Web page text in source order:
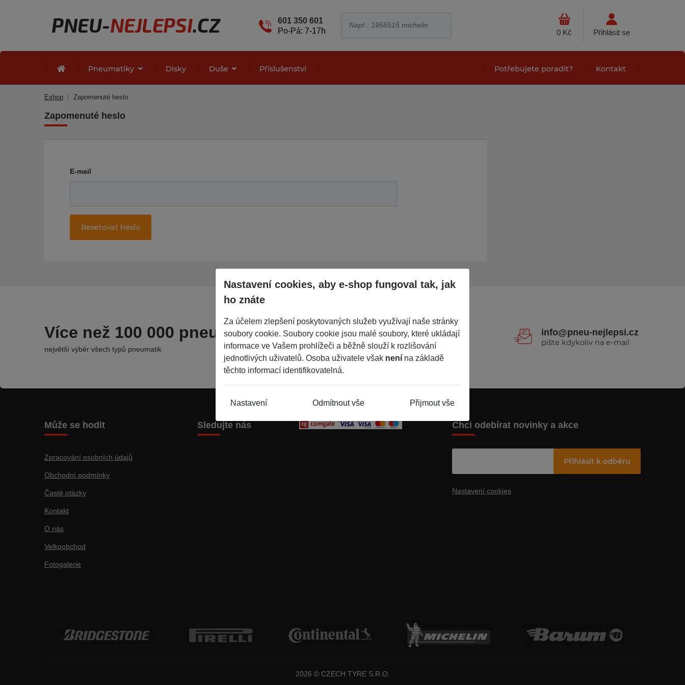
601 350 601
Po-Pá: 7-17h
0 Kč Přihlásit se
Pneumatiky Disky Duše Příslušenství Potřebujete poradit? Kontakt
Eshop Zapomenuté heslo
Zapomenuté heslo
E-mail
Resetovat heslo
Nastavení cookies, aby e-shop fungoval tak, jak
ho znáte
Za účelem zlepšení poskytovaných služeb využívají naše stránky
soubory cookie. Soubory cookie jsou malé soubory, které ukládají
informace ve Vašem prohlížeči a běžně slouží k rozlišování
jednotlivých uživatelů. Osoba uživatele však není na základě
těchto informací identifikovatelná.
Nastavení Odmítnout vše Přijmout vše
Více než 100 000 pneumatik
největší výběr všech typů pneumatik
601 350 601
Po-Pá: 7-17h
info@pneu-nejlepsi.cz
pište kdykoliv na e-mail
Může se hodit
Zpracování osobních údajů
Obchodní podmínky
Časté otázky
Kontakt
O nás
Velkoobchod
Fotogalerie
Sledujte nás Chci odebírat novinky a akce
Přihlásit k odběru
Nastavení cookies
2026 © CZECH TYRE S.R.O.